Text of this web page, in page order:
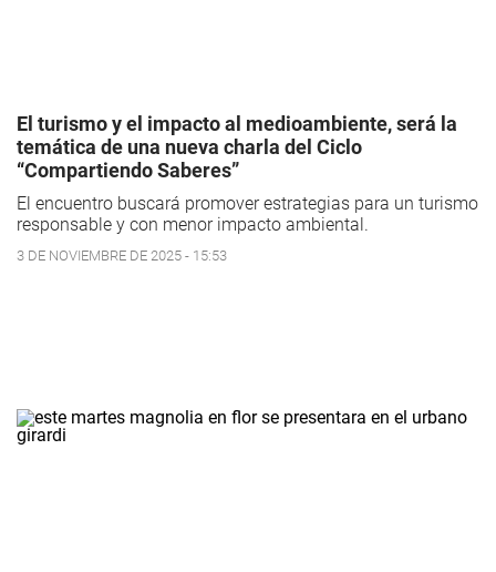
El turismo y el impacto al medioambiente, será la
temática de una nueva charla del Ciclo
“Compartiendo Saberes”
El encuentro buscará promover estrategias para un turismo
responsable y con menor impacto ambiental.
3 DE NOVIEMBRE DE 2025 - 15:53